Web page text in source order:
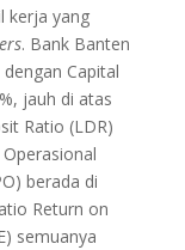
kerja yang
. Bank Banten
Capital
jauh di atas
Ratio (LDR)
berada di
Return on
semuanya